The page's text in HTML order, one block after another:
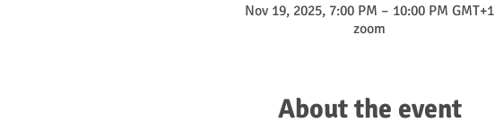
Nov 19, 2025, 7:00 PM – 10:00 PM GMT+1
zoom
About the event